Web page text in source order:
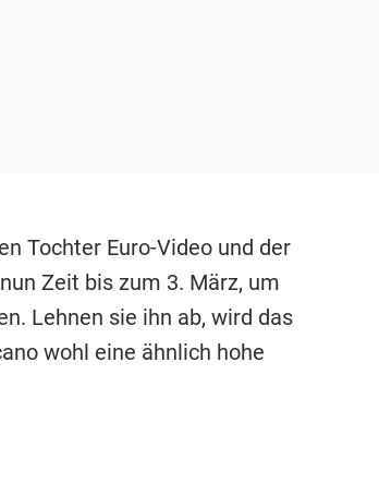
Tochter Euro-Video und der
Zeit bis zum 3. März, um
Lehnen sie ihn ab, wird das
wohl eine ähnlich hohe